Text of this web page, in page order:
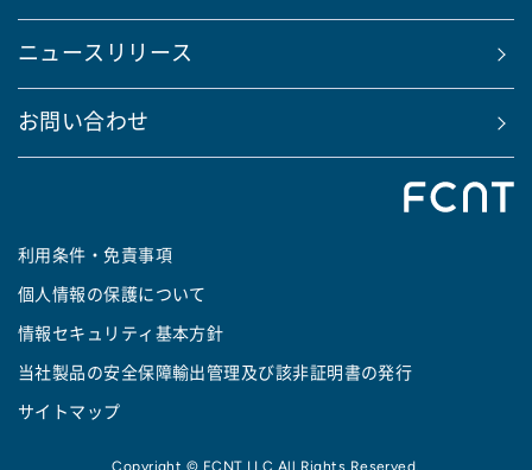
ニュースリリース
お問い合わせ
利用条件・免責事項
個人情報の保護について
情報セキュリティ基本方針
当社製品の安全保障輸出管理及び該非証明書の発行
サイトマップ
Copyright © FCNT LLC All Rights Reserved.